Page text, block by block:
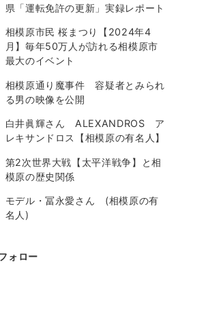
県「運転免許の更新」実録レポート
相模原市民 桜まつり【2024年4
月】毎年50万人が訪れる相模原市
最大のイベント
相模原通り魔事件 容疑者とみられ
る男の映像を公開
白井眞輝さん ALEXANDROS ア
レキサンドロス【相模原の有名人】
第2次世界大戦【太平洋戦争】と相
模原の歴史関係
モデル・冨永愛さん (相模原の有
名人)
ォロー